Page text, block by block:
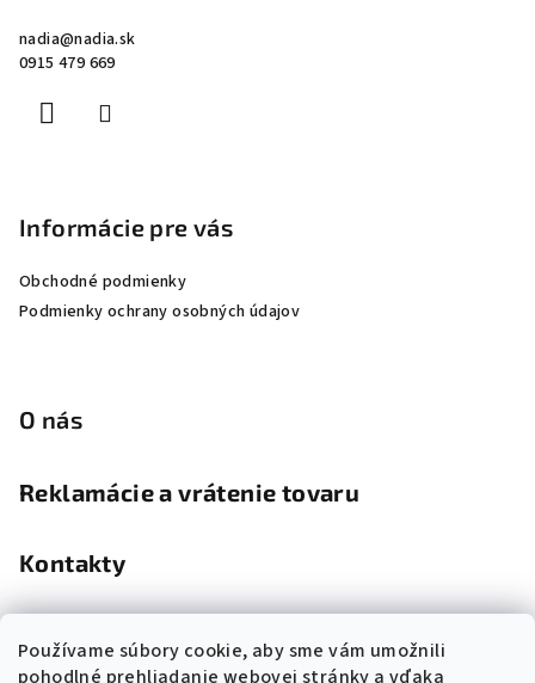
Používame súbory cookie, aby sme vám umožnili
pohodlné prehliadanie webovej stránky a vďaka
nadia@nadia.sk
0915 479 669
Informácie pre vás
Obchodné podmienky
Podmienky ochrany osobných údajov
O nás
Reklamácie a vrátenie tovaru
Kontakty